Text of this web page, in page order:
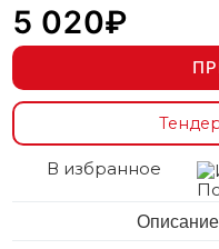
5 020₽
В избранное
Описание